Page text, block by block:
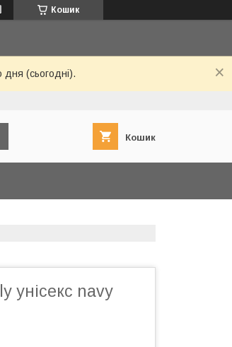
Кошик
дня (сьогодні).
Кошик
унісекс navy